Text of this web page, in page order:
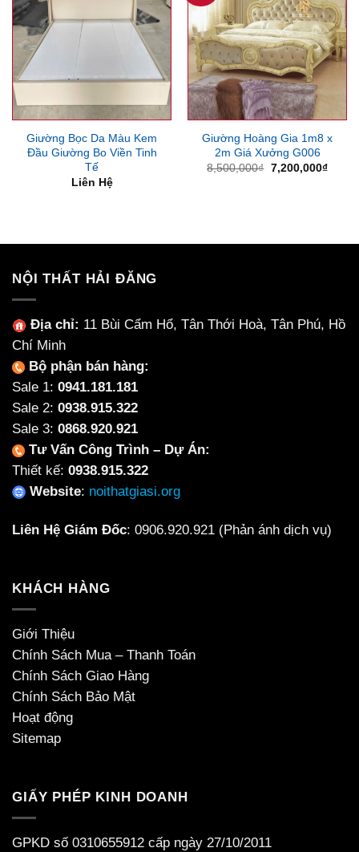
Giường Bọc Da Màu Kem
Đầu Giường Bo Viền Tinh
Tế
Liên Hệ
Giường Hoàng Gia 1m8 x
2m Giá Xưởng G006
8,500,000₫ Giá
7,200,000₫Giá
NỘI THẤT HẢI ĐĂNG
Địa chỉ: 11 Bùi Cẩm Hổ, Tân Thới Hoà, Tân Phú, Hồ
Chí Minh
Bộ phận bán hàng:
Sale 1: 0941.181.181
Sale 2: 0938.915.322
Sale 3: 0868.920.921
Tư Vấn Công Trình – Dự Án:
Thiết kế: 0938.915.322
Website: noithatgiasi.org
Liên Hệ Giám Đốc: 0906.920.921 (Phản ánh dịch vụ)
KHÁCH HÀNG
Giới Thiệu
Chính Sách Mua – Thanh Toán
Chính Sách Giao Hàng
Chính Sách Bảo Mật
Hoạt động
Sitemap
GIẤY PHÉP KINH DOANH
GPKD số 0310655912 cấp ngày 27/10/2011